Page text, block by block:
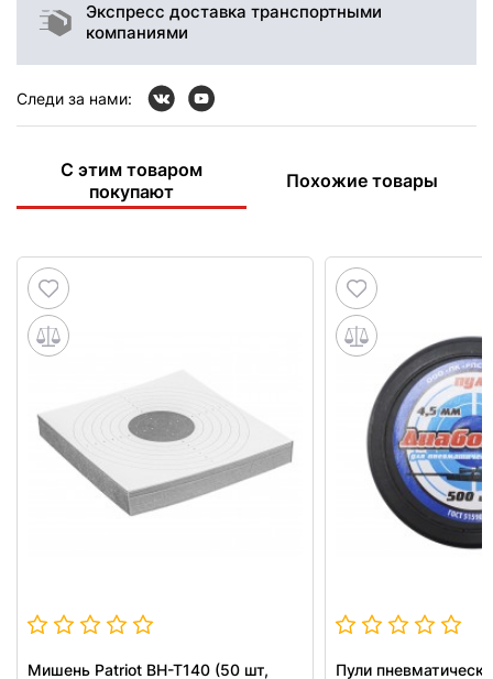
Экспресс доставка транспортными
компаниями
Следи за нами:
С этим товаром
покупают
Похожие товары
Мишень Patriot BH-T140 (50 шт, Пули